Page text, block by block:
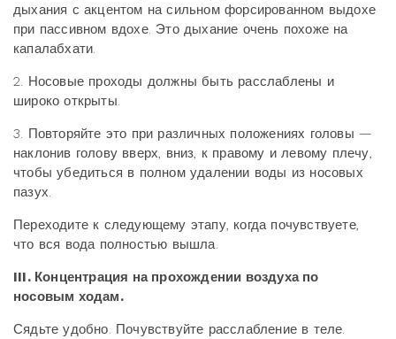
дыхания с акцентом на сильном форсированном выдохе
при пассивном вдохе. Это дыхание очень похоже на
капалабхати.
2. Носовые проходы должны быть расслаблены и
широко открыты.
3. Повторяйте это при различных положениях головы —
наклонив голову вверх, вниз, к правому и левому плечу,
чтобы убедиться в полном удалении воды из носовых
пазух.
Переходите к следующему этапу, когда почувствуете,
что вся вода полностью вышла.
III. Концентрация на прохождении воздуха по
носовым ходам.
Сядьте удобно. Почувствуйте расслабление в теле.